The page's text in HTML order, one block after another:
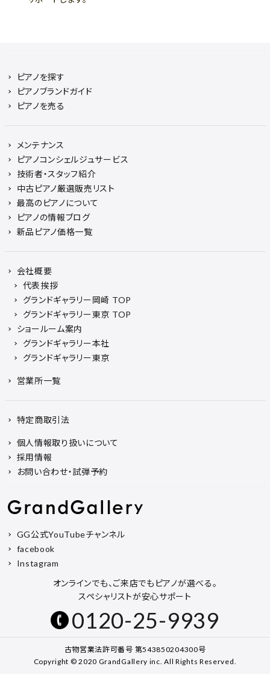
ピアノを探す
ピアノブランドガイド
ピアノを売る
メンテナンス
ピアノコンシェルジュサービス
技術者・スタッフ紹介
中古ピアノ厳選販売リスト
最高のピアノについて
ピアノの情報ブログ
新品ピアノ価格一覧
会社概要
代表挨拶
グランドギャラリー岡崎 TOP
グランドギャラリー東京 TOP
ショールーム案内
グランドギャラリー本社
グランドギャラリー東京
営業所一覧
特定商取引法
個人情報取り扱いについて
採用情報
お問い合わせ・試弾予約
GG公式YouTubeチャンネル
facebook
Instagram
オンラインでも、ご来店でもピアノが選べる。
スペシャリストが安心サポート
0120-25-9939
古物営業法許可番号 第543850204300号
Copyright © 2020 GrandGallery inc. All Rights Reserved.